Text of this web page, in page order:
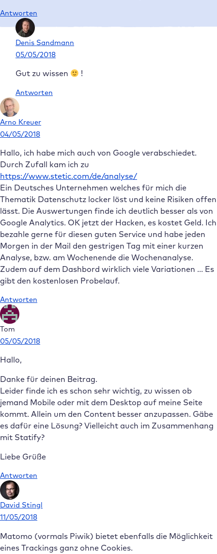
Antworten
Denis Sandmann
05/05/2018
Gut zu wissen !
Antworten
Arno Kreuer
04/05/2018
Hallo, ich habe mich auch von Google verabschiedet.
Durch Zufall kam ich zu
https://www.stetic.com/de/analyse/
Ein Deutsches Unternehmen welches für mich die
Thematik Datenschutz locker löst und keine Risiken offen
lässt. Die Auswertungen finde ich deutlich besser als von
Google Analytics. OK jetzt der Hacken, es kostet Geld. Ich
bezahle gerne für diesen guten Service und habe jeden
Morgen in der Mail den gestrigen Tag mit einer kurzen
Analyse, bzw. am Wochenende die Wochenanalyse.
Zudem auf dem Dashbord wirklich viele Variationen … Es
gibt den kostenlosen Probelauf.
Antworten
Tom
05/05/2018
Hallo,
Danke für deinen Beitrag.
Leider finde ich es schon sehr wichtig, zu wissen ob
jemand Mobile oder mit dem Desktop auf meine Seite
kommt. Allein um den Content besser anzupassen. Gäbe
es dafür eine Lösung? Vielleicht auch im Zusammenhang
mit Statify?
Liebe Grüße
Antworten
David Stingl
11/05/2018
Matomo (vormals Piwik) bietet ebenfalls die Möglichkeit
eines Trackings ganz ohne Cookies.